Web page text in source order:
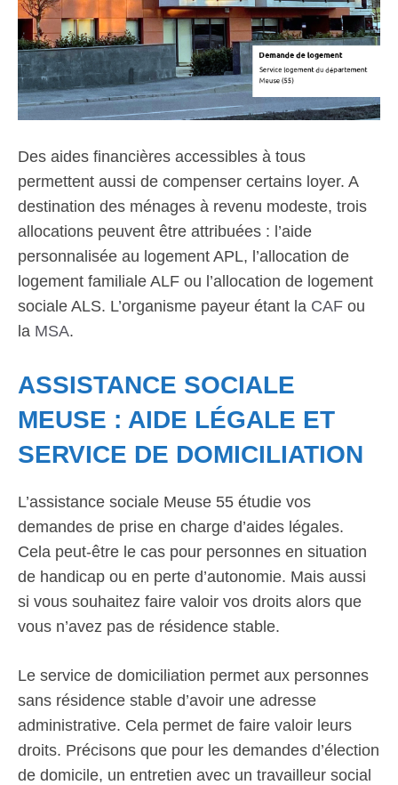
Des aides financières accessibles à tous
permettent aussi de compenser certains loyer. A
destination des ménages à revenu modeste, trois
allocations peuvent être attribuées : l’aide
personnalisée au logement APL, l’allocation de
logement familiale ALF ou l’allocation de logement
sociale ALS. L’organisme payeur étant la CAF ou
la MSA.
ASSISTANCE SOCIALE
MEUSE : AIDE LÉGALE ET
SERVICE DE DOMICILIATION
L’assistance sociale Meuse 55 étudie vos
demandes de prise en charge d’aides légales.
Cela peut-être le cas pour personnes en situation
de handicap ou en perte d’autonomie. Mais aussi
si vous souhaitez faire valoir vos droits alors que
vous n’avez pas de résidence stable.
Le service de domiciliation permet aux personnes
sans résidence stable d’avoir une adresse
administrative. Cela permet de faire valoir leurs
droits. Précisons que pour les demandes d’élection
de domicile, un entretien avec un travailleur social